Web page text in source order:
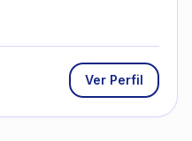
Ver Perfil